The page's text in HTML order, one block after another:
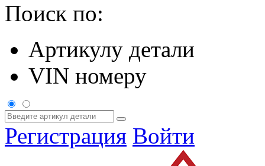
Поиск по:
Артикулу детали
VIN номеру
Регистрация Войти